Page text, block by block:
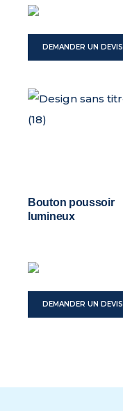
DEMANDER UN DEVIS
Bouton poussoir
lumineux
DEMANDER UN DEVIS